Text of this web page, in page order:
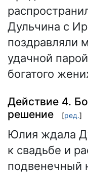
Дульчина с
поздравляли
удачной
богатого
Действие 4.
решение
[ред.]
Юлия ждала
к свадьбе и
подвенечный